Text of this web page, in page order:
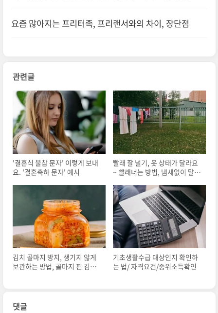
요즘 많아지는 프리터족, 프리랜서와의 차이, 장단점
관련글
'결혼식 불참 문자' 이렇게 보내
요. '결혼축하 문자' 예시
빨래 잘 널기, 옷 상태가 달라요
~ 빨래너는 방법, 냄새없이 말리
김치 골마지 방지, 생기지 않게
보관하는 방법, 골마지 핀 김치
기초생활수급 대상인지 확인하
는 법/ 자격요건/중위소득확인
댓글